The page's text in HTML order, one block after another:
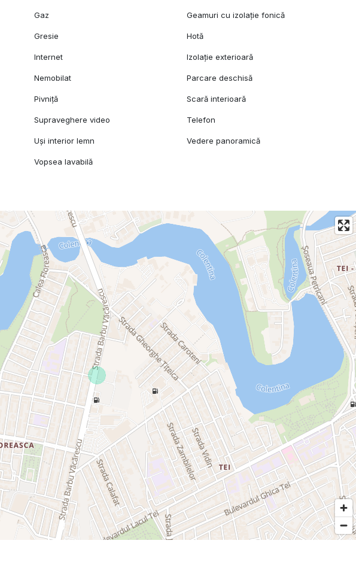
Gaz Geamuri cu izolație fonică
Gresie Hotă
Internet Izolație exterioară
Nemobilat Parcare deschisă
Pivniță Scară interioară
Supraveghere video Telefon
Uși interior lemn Vedere panoramică
Vopsea lavabilă